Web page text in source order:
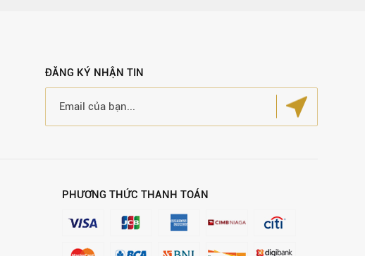
ĐĂNG KÝ NHẬN TIN
PHƯƠNG THỨC THANH TOÁN